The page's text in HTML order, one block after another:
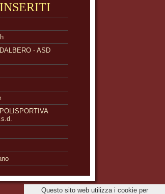
- ASD
Questo sito web utilizza i cookie per